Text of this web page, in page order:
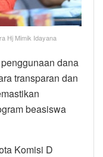
Hj Mimik Idayana
dana
transparan dan
beasiswa
Komisi D